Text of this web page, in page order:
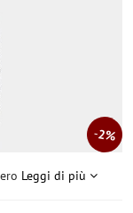
2%
Leggi di più